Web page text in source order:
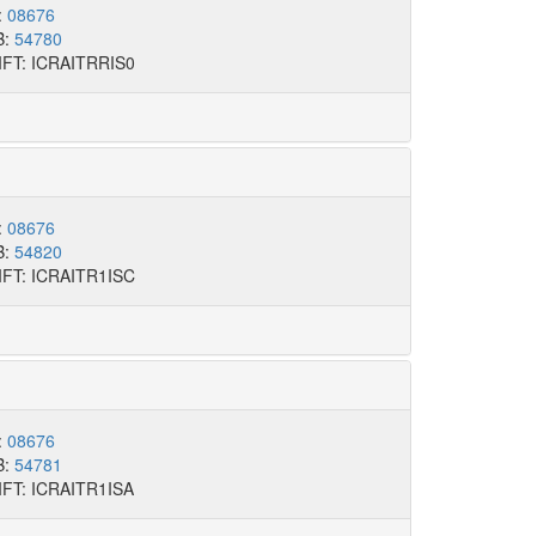
08676
54780
ICRAITRRIS0
08676
54820
ICRAITR1ISC
08676
54781
ICRAITR1ISA